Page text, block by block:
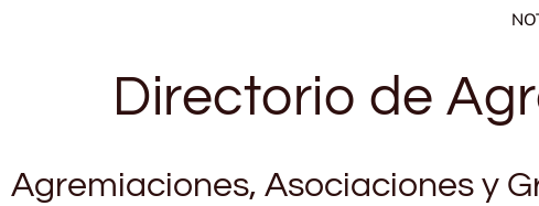
Directorio de
Agremiaciones, Asociaciones y